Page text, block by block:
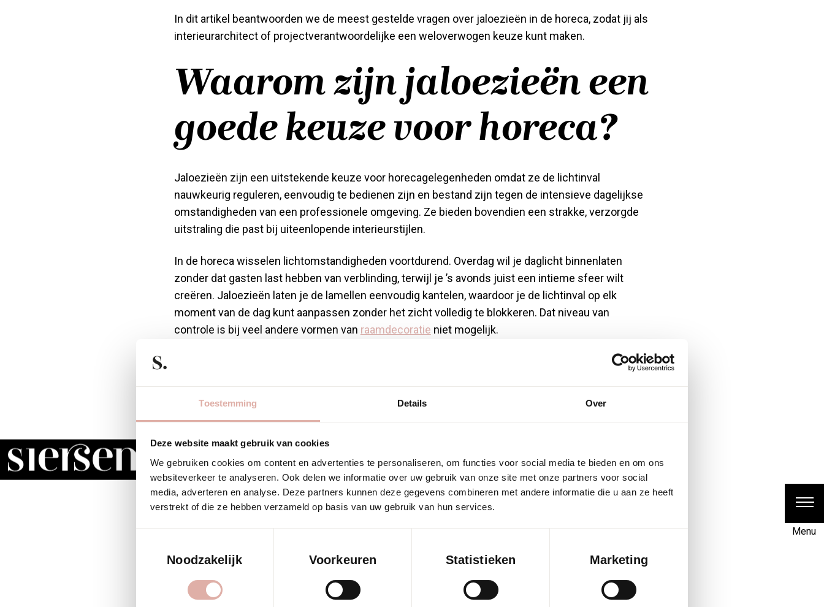
Toestemming Details Over
Deze website maakt gebruik van cookies
We gebruiken cookies om content en advertenties te personaliseren, om functies voor social media te bieden en om ons
websiteverkeer te analyseren. Ook delen we informatie over uw gebruik van onze site met onze partners voor social
media, adverteren en analyse. Deze partners kunnen deze gegevens combineren met andere informatie die u aan ze heeft
verstrekt of die ze hebben verzameld op basis van uw gebruik van hun services.
Noodzakelijk Voorkeuren Statistieken Marketing
Menu
In dit artikel beantwoorden we de meest gestelde vragen over jaloezieën in de horeca, zodat jij als
interieurarchitect of projectverantwoordelijke een weloverwogen keuze kunt maken.
Waarom zijn jaloezieën een
goede keuze voor horeca?
Jaloezieën zijn een uitstekende keuze voor horecagelegenheden omdat ze de lichtinval
nauwkeurig reguleren, eenvoudig te bedienen zijn en bestand zijn tegen de intensieve dagelijkse
omstandigheden van een professionele omgeving. Ze bieden bovendien een strakke, verzorgde
uitstraling die past bij uiteenlopende interieurstijlen.
In de horeca wisselen lichtomstandigheden voortdurend. Overdag wil je daglicht binnenlaten
zonder dat gasten last hebben van verblinding, terwijl je ’s avonds juist een intieme sfeer wilt
creëren. Jaloezieën laten je de lamellen eenvoudig kantelen, waardoor je de lichtinval op elk
moment van de dag kunt aanpassen zonder het zicht volledig te blokkeren. Dat niveau van
controle is bij veel andere vormen van raamdecoratie niet mogelijk.
Daarnaast zijn jaloezieën relatief eenvoudig schoon te maken, wat in een horecaomgeving waar
Welke soorten jaloezieën
zijn er voor
horecagelegenheden?
Voor horecagelegenheden zijn de meest gebruikte soorten jaloezieën horizontale jaloezieën (ook